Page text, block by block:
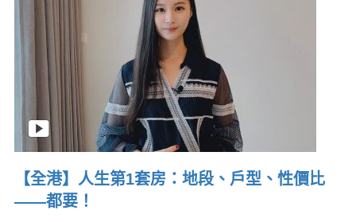
【全港】人生第1套房：地段、戶型、性價比
——都要！